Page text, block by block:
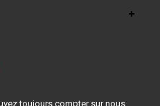
toujours compter sur nous.